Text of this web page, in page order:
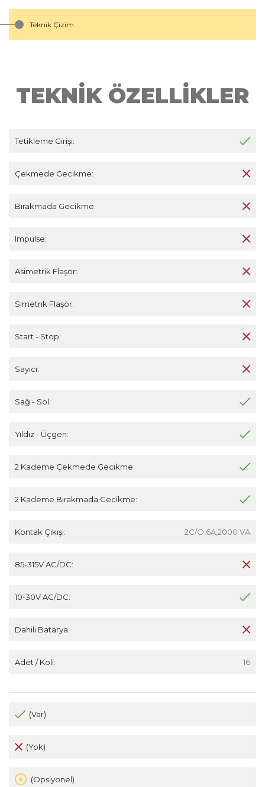
Teknik Çizim
TEKNİK ÖZELLİKLER
Tetikleme Girişi:
Çekmede Gecikme:
Bırakmada Gecikme:
Impulse:
Asimetrik Flaşör:
Simetrik Flaşör:
Start - Stop:
Sayıcı:
Sağ - Sol:
Yıldız - Üçgen:
2 Kademe Çekmede Gecikme:
2 Kademe Bırakmada Gecikme:
Kontak Çıkışı: 2C/O,6A,2000 VA
85-315V AC/DC:
10-30V AC/DC:
Dahili Batarya:
Adet / Koli: 16
(Var)
(Yok)
(Opsiyonel)